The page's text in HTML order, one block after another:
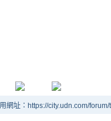
網址：https://city.udn.com/